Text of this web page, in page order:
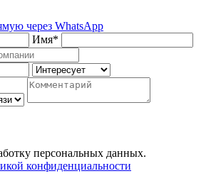
через WhatsApp
Имя*
персональных данных.
конфиденциальности